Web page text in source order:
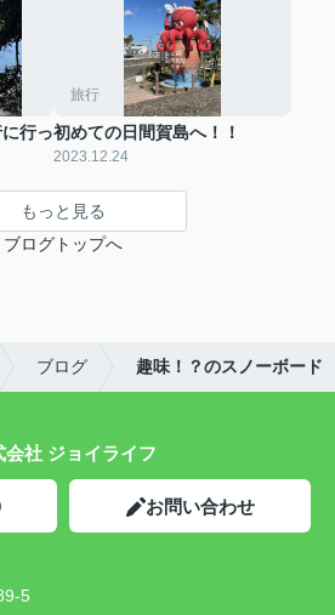
行っ
旅行
初めての日間賀島へ！！
2023.12.24
もっと見る
ブログトップへ
ブログ 趣味！？のスノーボード
会社 ジョイライフ
お問い合わせ
5